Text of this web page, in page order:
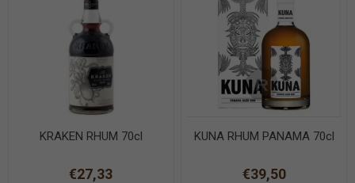
KRAKEN RHUM 70cl
€27,33
KUNA RHUM PANAMA 70cl
€39,50